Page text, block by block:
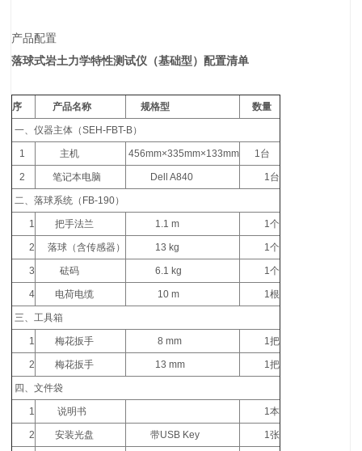
产品配置
落球式岩土力学特性测试仪 （基础型）配置清单
序 产品名称 规格型 数量
一、仪器主体（SEH-FBT-B）
1 主机 456mm×335mm×133mm 1台
2 笔记本电脑 Dell A840 1台
二、落球系统（FB-190）
1 把手法兰 1.1 m 1个
2 落球（含传感器） 13 kg 1个
3 砝码 6.1 kg 1个
4 电荷电缆 10 m 1根
三、工具箱
1 梅花扳手 8 mm 1把
2 梅花扳手 13 mm 1把
四、文件袋
1 说明书 1本
2 安装光盘 带USB Key 1张